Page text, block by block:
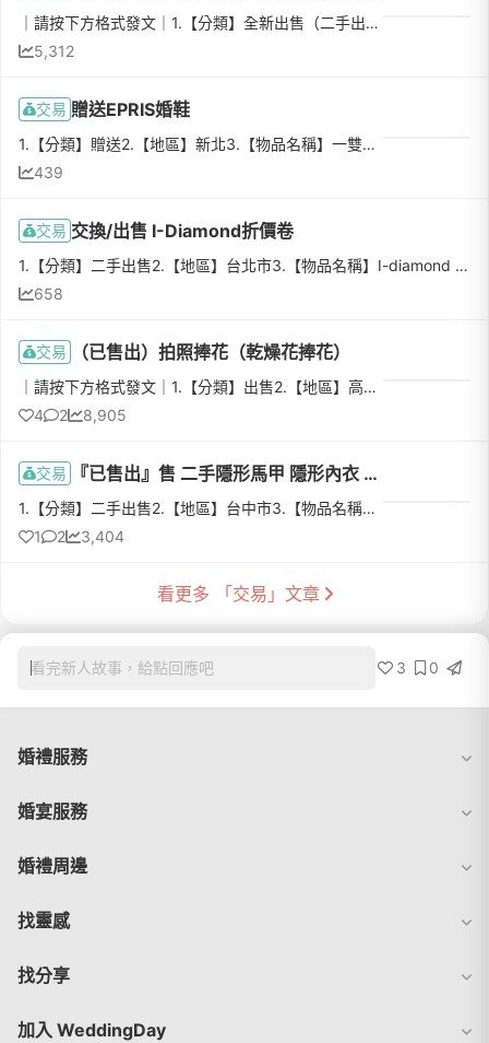
｜請按下方格式發文｜1.【分類】全新出售（二手出售/全新出售/贈送/團購/徵求/轉讓，至少選一種）2.【地區】新北市3.【物品名稱】韓國Muul Shirring Pumps婚鞋4.【數量】15.【物品狀態】全新僅試穿（九成新/全新/二...
5,312
交易 贈送EPRIS婚鞋
1.【分類】贈送2.【地區】新北3.【物品名稱】一雙是EPRIS婚鞋，另一雙不知道品牌4.【數量】25.【物品狀態】九成新，僅婚紗拍攝、婚禮當天穿過6.【介紹】一雙是EPRIS高跟鞋，23號，原價4,380元；一雙是二手購入，，22...
439
交易 交換/出售 I-Diamond折價卷
1.【分類】二手出售2.【地區】台北市3.【物品名稱】I-diamond 2000元折價券4.【數量】15.【物品狀態】希望可以互換，如要也可1000元出售6.【介紹】I-diamond折價卷7.【價格】10008.【交易方式】皆可9.【聯絡方式】Li...
658
交易 （已售出）拍照捧花（乾燥花捧花）
｜請按下方格式發文｜1.【分類】出售2.【地區】高雄3.【物品名稱】乾燥花捧花4.【數量】15.【物品狀態】近全新（只出場5分鐘）6.【介紹】色系柔美線條自然的新娘捧花，在尋尋覓覓妳心目中的捧花嗎？尺寸約為寬30高45，尺寸算很有份量的捧花哦！！7.【價格】1500元（原價2400元）8.【交易方式】高雄面交9.【聯絡方式】10.【運費】無
4
2 8,905
交易 『已售出』售 二手隱形馬甲 隱形內衣 Nubra/CALMLY BRA/CASY BRA 婚紗婚禮必備
1.【分類】二手出售2.【地區】台中市3.【物品名稱】Calmly bra隱形內衣(尺寸A) / Casy bra隱形馬甲(尺寸S)4.【數量】各15.【物品狀態】九成新，近全新6.【介紹】🎀婚紗公司指定品牌～僅穿過一次，單室內棚拍一個下午...
1
2 3,404
看更多 「交易」文章
看完新人故事，給點回應吧 3 0
婚禮服務
婚宴服務
婚禮周邊
找靈感
找分享
加入 WeddingDay